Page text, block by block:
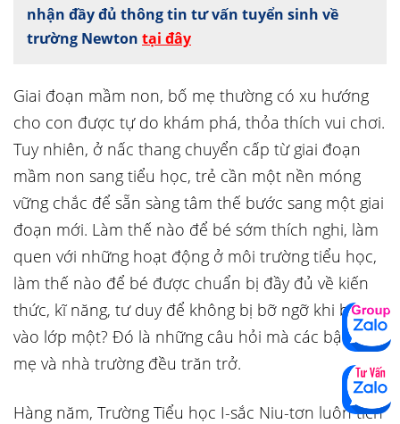
nhận đầy đủ thông tin tư vấn tuyển sinh về
trường Newton tại đây
Giai đoạn mầm non, bố mẹ thường có xu hướng
cho con được tự do khám phá, thỏa thích vui chơi.
Tuy nhiên, ở nấc thang chuyển cấp từ giai đoạn
mầm non sang tiểu học, trẻ cần một nền móng
vững chắc để sẵn sàng tâm thế bước sang một giai
đoạn mới. Làm thế nào để bé sớm thích nghi, làm
quen với những hoạt động ở môi trường tiểu học,
làm thế nào để bé được chuẩn bị đầy đủ về kiến
thức, kĩ năng, tư duy để không bị bỡ ngỡ khi bước
vào lớp một? Đó là những câu hỏi mà các bậc cha
mẹ và nhà trường đều trăn trở.
Hàng năm, Trường Tiểu học I-sắc Niu-tơn luôn tích